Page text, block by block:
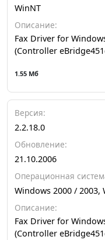
WinNT
Описание:
Fax Driver for
(Controller
1.55 Мб
Версия:
2.2.18.0
Обновление:
21.10.2006
Операционная
Windows 2000 / 2003,
Описание:
Fax Driver for
(Controller